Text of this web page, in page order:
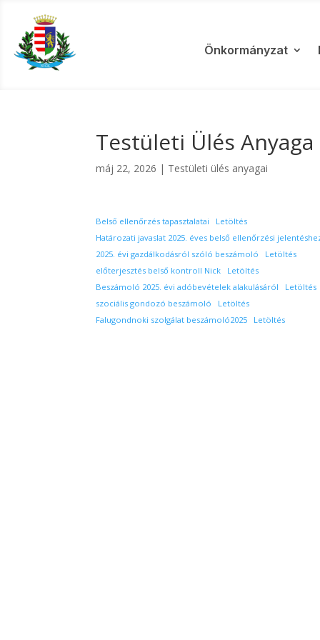
Önkormányzat
Testületi Ülés Anyaga
máj 22, 2026 | Testületi ülés anyagai
Belső ellenőrzés tapasztalatai
Letöltés
Határozati javaslat 2025. éves belső ellenőrzési
2025. évi gazdálkodásról szóló beszámoló
Letöltés
előterjesztés belső kontroll Nick
Letöltés
Beszámoló 2025. évi adóbevételek alakulásáról
Letöltés
szociális gondozó beszámoló
Letöltés
Falugondnoki szolgálat beszámoló2025
Letöltés